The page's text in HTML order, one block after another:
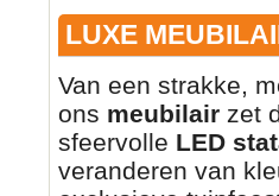
LUXE
Van een strakke,
ons meubilair zet
sfeervolle LED
veranderen van